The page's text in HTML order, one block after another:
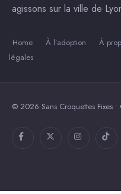
agissons sur la ville de
Home À l’adoption À
légales
© 2026 Sans Croquettes Fixes